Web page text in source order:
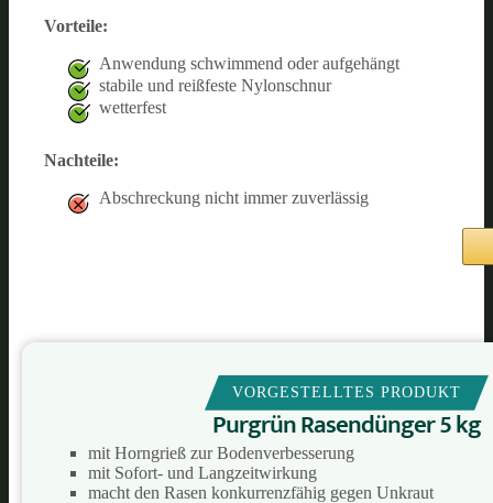
Vorteile:
Anwendung schwimmend oder aufgehängt
stabile und reißfeste Nylonschnur
wetterfest
Nachteile:
Abschreckung nicht immer zuverlässig
VORGESTELLTES PRODUKT
Purgrün Rasendünger 5 kg
mit Horngrieß zur Bodenverbesserung
mit Sofort- und Langzeitwirkung
macht den Rasen konkurrenzfähig gegen Unkraut